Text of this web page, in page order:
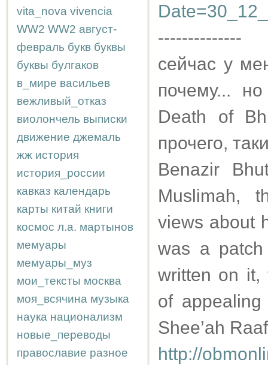
vita_nova vivencia
WW2 WW2 август-
февраль букв буквы
буквы булгаков
в_мире васильев
вежливый_отказ
виолончель выписки
движение джемаль
жж история
история_россии
кавказ календарь
карты китай книги
космос л.а. мартынов
мемуары
мемуары_муз
мои_тексты москва
моя_всячина музыка
наука национализм
новые_переводы
православие разное
--------------
сейчас у
почему...
Death of
прочего,
Benazir
Muslimah,
views about
was a patch
written on it,
of
Shee’ah
http://